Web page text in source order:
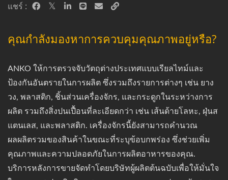
แชร์ :
คุณกำลังมองหาการควบคุมคุณภาพอยู่หรือ?
ANKO ให้การตรวจจับวัตถุต่างประเทศแบบเรียลไทม์และ
ป้องกันอันตรายในการผลิต ซึ่งรวมถึงรายการต่างๆ เช่น ยาง
วง, พลาสติก, ชิ้นส่วนเครื่องจักร, และกระดูกในระหว่างการ
ผลิต รวมถึงสิ่งปนเปื้อนที่ละเอียดกว่า เช่น เส้นด้ายโลหะ, ฝุ่นส
แตนเลส, และพลาสติก. เครื่องจักรนี้ยังสามารถคำนวณ
ผลผลิตรวมของสินค้าในขณะที่ระบุข้อบกพร่อง ซึ่งช่วยเพิ่ม
คุณภาพและความปลอดภัยในการผลิตอาหารของคุณ.
บริการหลังการขายจัดทำโดยบริษัทผู้ผลิตต้นฉบับเพื่อให้มั่นใจ